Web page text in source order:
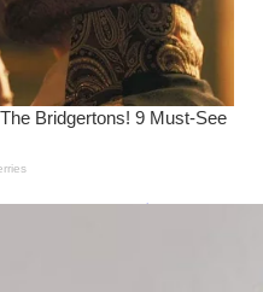
Wanita Pamer Pakaian